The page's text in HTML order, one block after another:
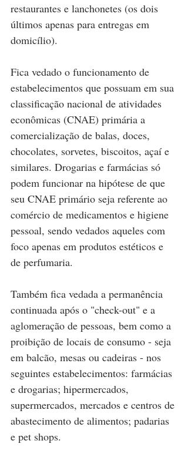
restaurantes e lanchonetes (os dois
últimos apenas para entregas em
domicílio).
Fica vedado o funcionamento de
estabelecimentos que possuam em sua
classificação nacional de atividades
econômicas (CNAE) primária a
comercialização de balas, doces,
chocolates, sorvetes, biscoitos, açaí e
similares. Drogarias e farmácias só
podem funcionar na hipótese de que
seu CNAE primário seja referente ao
comércio de medicamentos e higiene
pessoal, sendo vedados aqueles com
foco apenas em produtos estéticos e
de perfumaria.
Também fica vedada a permanência
continuada após o "check-out" e a
aglomeração de pessoas, bem como a
proibição de locais de consumo - seja
em balcão, mesas ou cadeiras - nos
seguintes estabelecimentos: farmácias
e drogarias; hipermercados,
supermercados, mercados e centros de
abastecimento de alimentos; padarias
e pet shops.